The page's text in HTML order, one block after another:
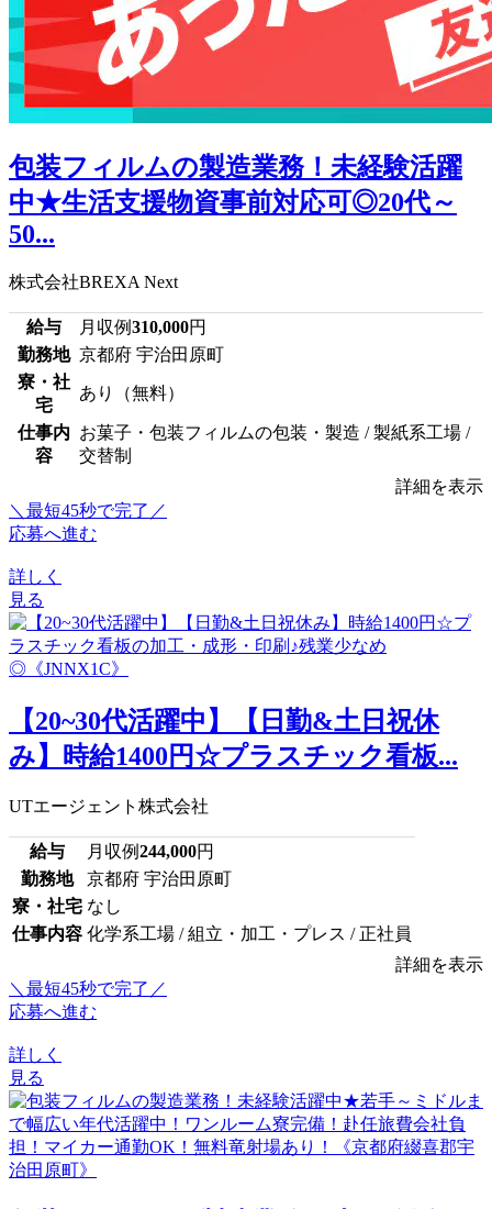
包装フィルムの製造業務！未経験活躍
中★生活支援物資事前対応可◎20代～
50...
株式会社BREXA Next
給与 月収例310,000円
勤務地 京都府 宇治田原町
寮・社
宅
あり（無料）
仕事内
容
お菓子・包装フィルムの包装・製造 / 製紙系工場 /
交替制
詳細を表示
＼最短45秒で完了／
応募へ進む
詳しく
見る
【20~30代活躍中】【日勤&土日祝休
み】時給1400円☆プラスチック看板...
UTエージェント株式会社
給与 月収例244,000円
勤務地
京都府 宇治田原町
寮・社宅 なし
仕事内容 化学系工場 / 組立・加工・プレス / 正社員
詳細を表示
＼最短45秒で完了／
応募へ進む
詳しく
見る